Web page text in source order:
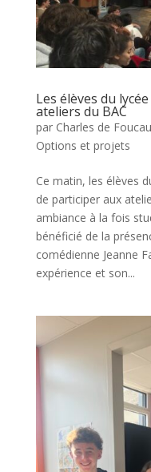
Les élèves du
ateliers du BAC
par Charles de
Options et projets
Ce matin, les élèves
de participer aux
ambiance à la fois
bénéficié de la
comédienne Jeanne
expérience et son...